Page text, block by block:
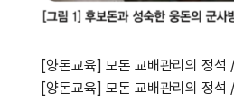
[양돈교육] 모돈 교배관리의 정석
[양돈교육] 모돈 교배관리의 정석